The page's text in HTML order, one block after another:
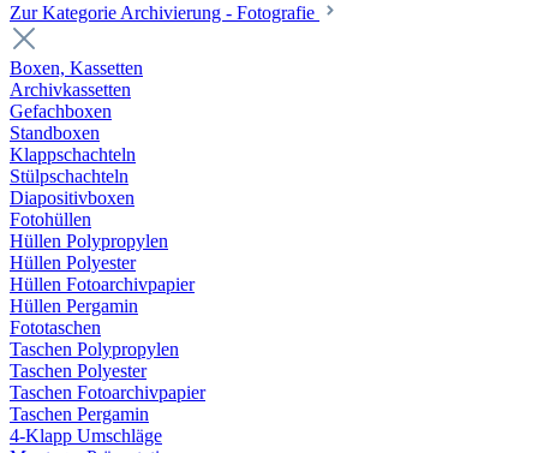
Zur Kategorie Archivierung - Fotografie
Boxen, Kassetten
Archivkassetten
Gefachboxen
Standboxen
Klappschachteln
Stülpschachteln
Diapositivboxen
Fotohüllen
Hüllen Polypropylen
Hüllen Polyester
Hüllen Fotoarchivpapier
Hüllen Pergamin
Fototaschen
Taschen Polypropylen
Taschen Polyester
Taschen Fotoarchivpapier
Taschen Pergamin
4-Klapp Umschläge